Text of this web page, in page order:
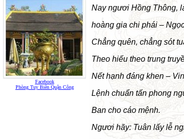
Facebook
Phòng Tuy Biên Quận Công
Nay ngươi Hồng Thông,
hoàng gia chi phái –
Chẳng quên, chẳng sót
Theo hiếu theo trung
Nết hạnh đáng khen –
Lệnh chuẩn tấn phong
Ban cho cáo mệnh.
Ngươi hãy: Tuân lấy lễ